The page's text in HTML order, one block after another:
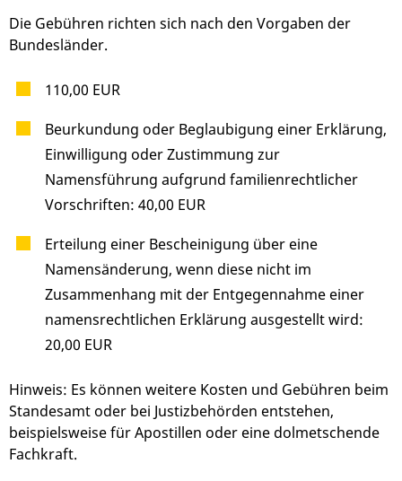
Die Gebühren richten sich nach den Vorgaben der
Bundesländer.
110,00 EUR
Beurkundung oder Beglaubigung einer Erklärung,
Einwilligung oder Zustimmung zur
Namensführung aufgrund familienrechtlicher
Vorschriften: 40,00 EUR
Erteilung einer Bescheinigung über eine
Namensänderung, wenn diese nicht im
Zusammenhang mit der Entgegennahme einer
namensrechtlichen Erklärung ausgestellt wird:
20,00 EUR
Hinweis: Es können weitere Kosten und Gebühren beim
Standesamt oder bei Justizbehörden entstehen,
beispielsweise für Apostillen oder eine dolmetschende
Fachkraft.